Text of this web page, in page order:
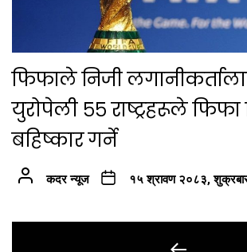
फिफाले निजी
युरोपेली ५५ राष्ट्रहरूले
बहिष्कार गर्ने
कदर न्यूज १५ श्रावण २०८३,